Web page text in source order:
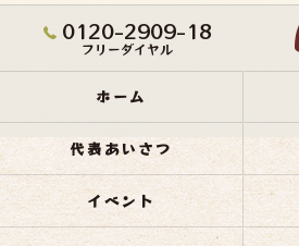
0120-2909-18
フリーダイヤル
ホーム
代表あいさつ
イベント